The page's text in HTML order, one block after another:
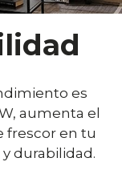
es
aumenta el
frescor en tu
durabilidad.